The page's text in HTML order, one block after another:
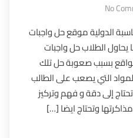
No
الدولية موقع حل واجبات
يحاول الطلاب حل واجبات
بسبب صعوبة حل تلك
التي يصعب على الطالب
إلى دقة و فهم وتركيز
وتحتاج ايضا […]